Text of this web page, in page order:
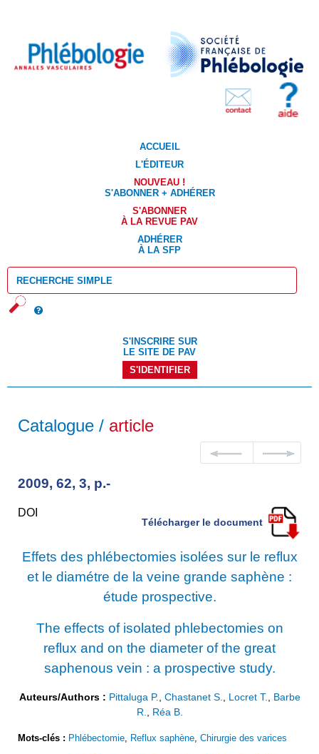
ACCUEIL
L'ÉDITEUR
NOUVEAU !
S'ABONNER + ADHÉRER
S'ABONNER
À LA REVUE PAV
ADHÉRER
À LA SFP
S'INSCRIRE SUR
LE SITE DE PAV
S'IDENTIFIER
Catalogue / article
2009, 62, 3, p.-
DOI
Télécharger le document
Effets des phlébectomies isolées sur le reflux
et le diamétre de la veine grande saphène :
étude prospective.
The effects of isolated phlebectomies on
reflux and on the diameter of the great
saphenous vein : a prospective study.
Auteurs/Authors : Pittaluga P. Chastanet S. Locret T.
Barbe
R.
Réa B.
Mots-clés : Phlébectomie Reflux saphène Chirurgie des varices